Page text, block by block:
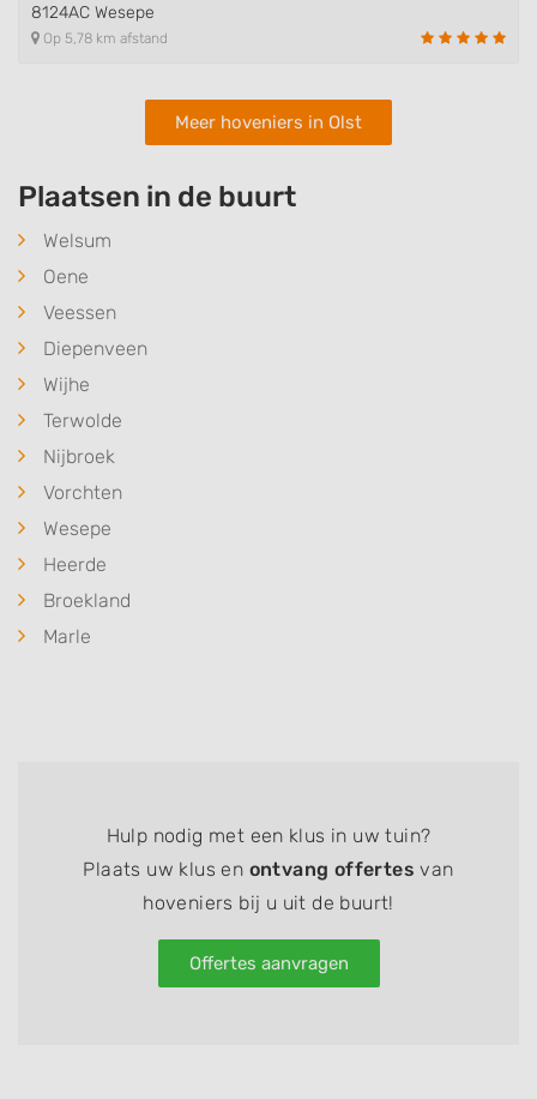
8124AC Wesepe
Op 5,78 km afstand
Meer hoveniers in Olst
Plaatsen in de buurt
Welsum
Oene
Veessen
Diepenveen
Wijhe
Terwolde
Nijbroek
Vorchten
Wesepe
Heerde
Broekland
Marle
Hulp nodig met een klus in uw tuin?
Plaats uw klus en ontvang offertes van
hoveniers bij u uit de buurt!
Offertes aanvragen